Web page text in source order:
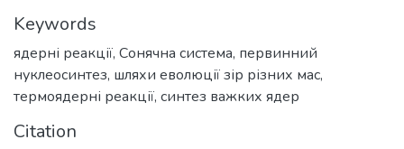
Keywords
ядерні реакції, Сонячна система, первинний
нуклеосинтез, шляхи еволюції зір різних мас,
термоядерні реакції, синтез важких ядер
Citation